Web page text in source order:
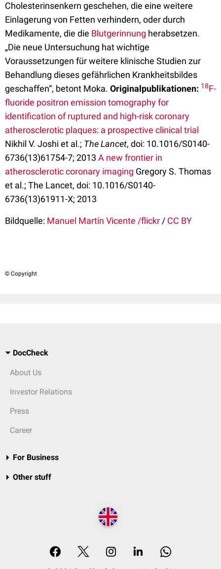
Cholesterinsenkern geschehen, die eine weitere
Einlagerung von Fetten verhindern, oder durch
Medikamente, die die Blutgerinnung herabsetzen.
„Die neue Untersuchung hat wichtige
Voraussetzungen für weitere klinische Studien zur
Behandlung dieses gefährlichen Krankheitsbildes
geschaffen“, betont Moka. Originalpublikationen: 18F-
fluoride positron emission tomography for
identification of ruptured and high-risk coronary
atherosclerotic plaques: a prospective clinical trial
Nikhil V. Joshi et al.; The Lancet, doi: 10.1016/S0140-
6736(13)61754-7; 2013 A new frontier in
atherosclerotic coronary imaging Gregory S. Thomas
et al.; The Lancet, doi: 10.1016/S0140-
6736(13)61911-X; 2013
Bildquelle: Manuel Martín Vicente /flickr / CC BY
© Copyright
DocCheck
About Us
Investor Relations
Press
Career
For Business
Other stuff